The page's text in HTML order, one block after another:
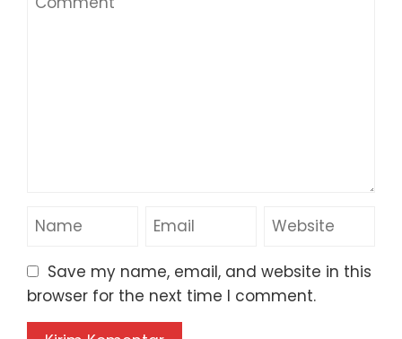
Save my name, email, and website in this
browser for the next time I comment.